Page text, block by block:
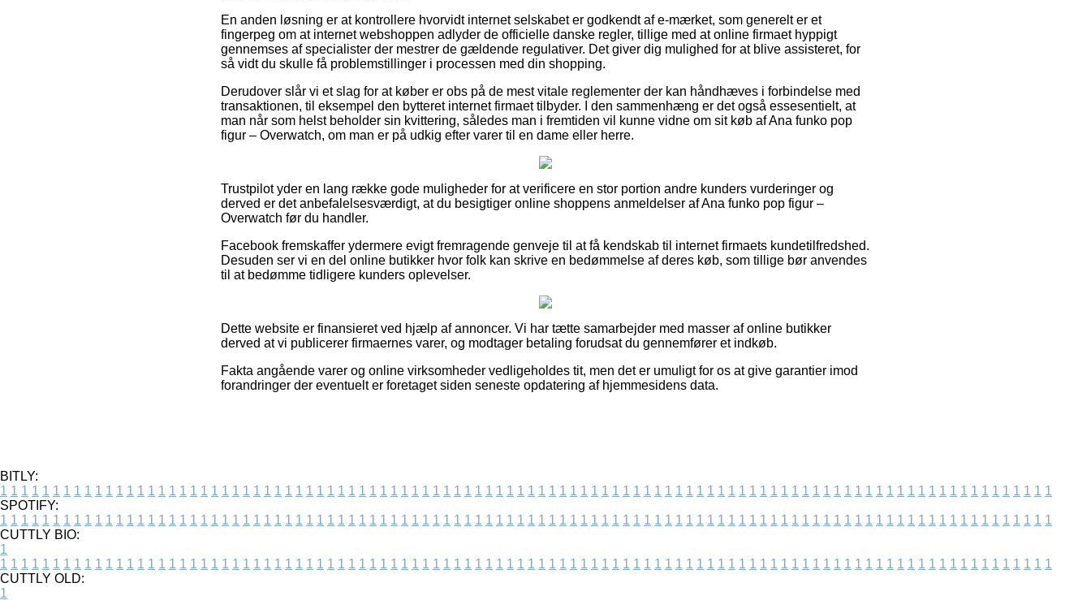
En anden løsning er at kontrollere hvorvidt internet selskabet er godkendt af e-mærket, som generelt er et
fingerpeg om at internet webshoppen adlyder de officielle danske regler, tillige med at online firmaet hyppigt
gennemses af specialister der mestrer de gældende regulativer. Det giver dig mulighed for at blive assisteret, for
så vidt du skulle få problemstillinger i processen med din shopping.
Derudover slår vi et slag for at køber er obs på de mest vitale reglementer der kan håndhæves i forbindelse med
transaktionen, til eksempel den bytteret internet firmaet tilbyder. I den sammenhæng er det også essesentielt, at
man når som helst beholder sin kvittering, således man i fremtiden vil kunne vidne om sit køb af Ana funko pop
figur – Overwatch, om man er på udkig efter varer til en dame eller herre.
Trustpilot yder en lang række gode muligheder for at verificere en stor portion andre kunders vurderinger og
derved er det anbefalelsesværdigt, at du besigtiger online shoppens anmeldelser af Ana funko pop figur –
Overwatch før du handler.
Facebook fremskaffer ydermere evigt fremragende genveje til at få kendskab til internet firmaets kundetilfredshed.
Desuden ser vi en del online butikker hvor folk kan skrive en bedømmelse af deres køb, som tillige bør anvendes
til at bedømme tidligere kunders oplevelser.
Dette website er finansieret ved hjælp af annoncer. Vi har tætte samarbejder med masser af online butikker
derved at vi publicerer firmaernes varer, og modtager betaling forudsat du gennemfører et indkøb.
Fakta angående varer og online virksomheder vedligeholdes tit, men det er umuligt for os at give garantier imod
forandringer der eventuelt er foretaget siden seneste opdatering af hjemmesidens data.
BITLY:
1 1 1 1 1 1 1 1 1 1 1 1 1 1 1 1 1 1 1 1 1 1 1 1 1 1 1 1 1 1 1 1 1 1 1 1 1 1 1 1 1 1 1 1 1 1 1 1 1 1 1 1 1 1 1 1 1 1 1 1 1 1 1 1 1 1 1 1 1 1 1 1 1 1 1 1 1 1 1 1 1 1 1 1 1 1 1 1 1 1 1 1 1 1 1 1 1 1 1 1
SPOTIFY:
1 1 1 1 1 1 1 1 1 1 1 1 1 1 1 1 1 1 1 1 1 1 1 1 1 1 1 1 1 1 1 1 1 1 1 1 1 1 1 1 1 1 1 1 1 1 1 1 1 1 1 1 1 1 1 1 1 1 1 1 1 1 1 1 1 1 1 1 1 1 1 1 1 1 1 1 1 1 1 1 1 1 1 1 1 1 1 1 1 1 1 1 1 1 1 1 1 1 1 1
CUTTLY BIO:
1
1 1 1 1 1 1 1 1 1 1 1 1 1 1 1 1 1 1 1 1 1 1 1 1 1 1 1 1 1 1 1 1 1 1 1 1 1 1 1 1 1 1 1 1 1 1 1 1 1 1 1 1 1 1 1 1 1 1 1 1 1 1 1 1 1 1 1 1 1 1 1 1 1 1 1 1 1 1 1 1 1 1 1 1 1 1 1 1 1 1 1 1 1 1 1 1 1 1 1 1
CUTTLY OLD:
1